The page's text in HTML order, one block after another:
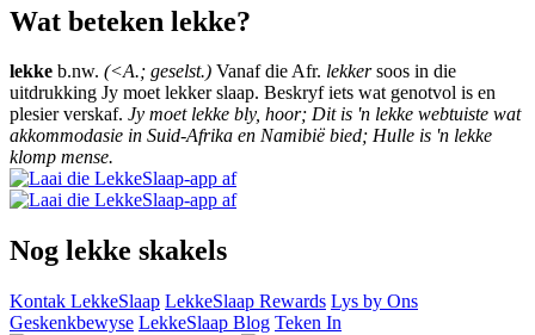
Wat beteken lekke?
lekke b.nw. (<A.; geselst.) Vanaf die Afr. lekkersoos in die
uitdrukking Jy moet lekker slaap. Beskryf iets wat genotvol is en
plesier verskaf. Jy moet lekke bly, hoor; Dit is 'n lekke webtuiste wat
akkommodasie in Suid-Afrika en Namibië bied; Hulle is 'n lekke
klomp mense.
Nog lekke skakels
Kontak LekkeSlaap LekkeSlaap Rewards Lys by Ons
Geskenkbewyse LekkeSlaap Blog Teken In